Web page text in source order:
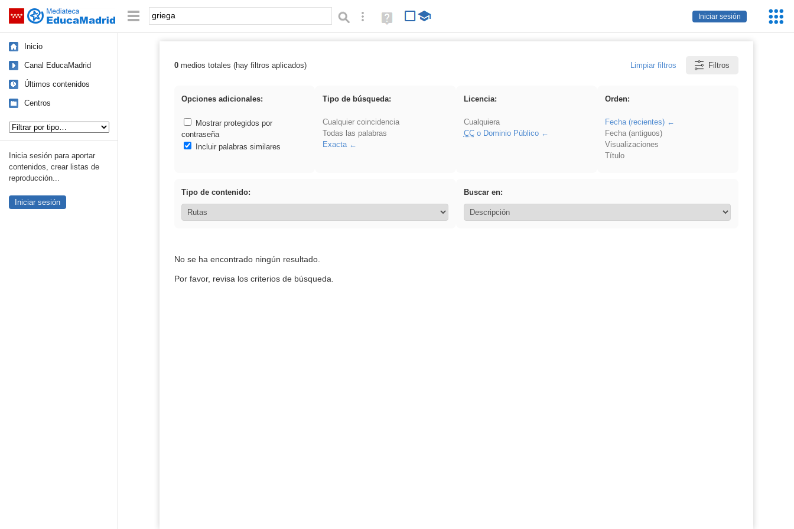
Saltar navegación
Iniciar sesión
Palabra o frase: Búsqueda avanzada
Ayuda
(en
Inicio
Canal EducaMadrid
Últimos contenidos
Centros
Inicia sesión para aportar
contenidos, crear listas de
reproducción...
Iniciar sesión
Resultados de: griega
0medios totales (hay filtros aplicados) Limpiar filtros Filtros
Opciones adicionales:
Mostrar protegidos por
contraseña
Incluir palabras similares
Tipo de búsqueda:
Cualquier coincidencia
Todas las palabras
Exacta
Licencia:
Cualquiera
CCo Dominio Público
Orden:
Fecha (recientes)
Fecha (antiguos)
Visualizaciones
Título
Tipo de contenido: Buscar en:
No se ha encontrado ningún resultado.
Por favor, revisa los criterios de búsqueda.